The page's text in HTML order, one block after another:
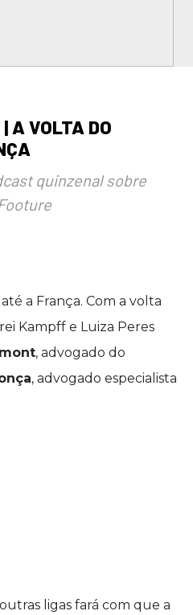
A VOLTA DO
quinzenal sobre
a França. Com a volta
Kampff e Luiza Peres
, advogado do
, advogado especialista
ligas fará com que a